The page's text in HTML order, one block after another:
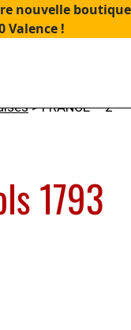
nouvelle boutique
Valence !
> FRANCE – 2
1793